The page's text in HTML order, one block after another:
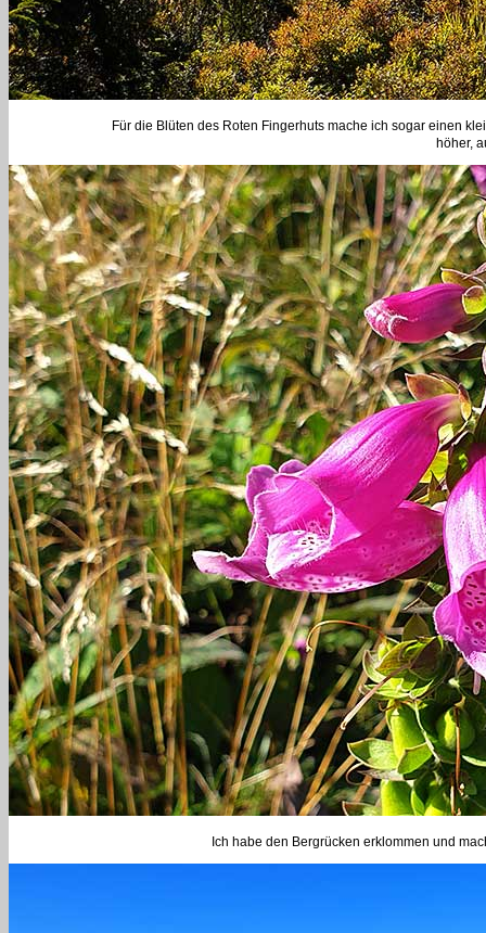
Für die Blüten des Roten Fingerhuts mache ich sogar einen
höher,
Ich habe den Bergrücken erklommen und